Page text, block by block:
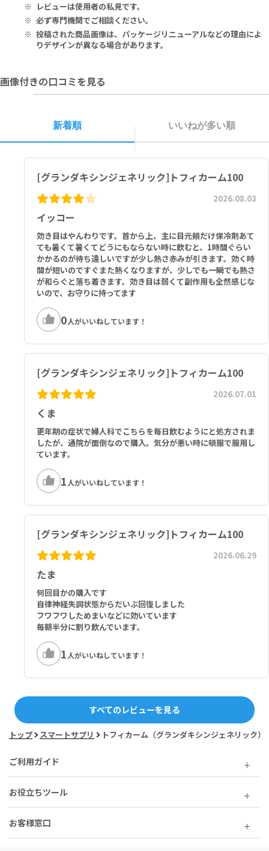
さい。
本剤には併用に注意すべき薬があります。他の薬を使用している場合
や新たに使用する場合は、必ず医師又は薬剤師にご相談ください。
持病のある方や、高齢の方は、本剤使用前に必ず医師又は薬剤師にご
師にご相談ください。
本剤や、本剤含有成分にアレルギーのある方は、使用をお控えくださ
直射日光と湿気を避けて、涼しい場所に保管してください。
■以下の方は本剤を使用しないでください。
ロミタピドメシル酸塩を投与中の方
1素錠中：トフィソパム 日本薬局方 50mg
レビューは使用者の私見です。
必ず専門機関でご相談ください。
投稿された商品画像は、パッケージリニューアルなどの理由によ
りデザインが異なる場合があります。
画像付きの口コミを見る
新着順 いいねが多い順
[グランダキシンジェネリック]トフィカーム100
イッコー
2026.08.03
効き目はやんわりです。首から上、主に目元頬だけ保冷剤あて
ても暑くて暑くてどうにもならない時に飲むと、1時間ぐらい
かかるのが待ち遠しいですが少し熱さ赤みが引きます。効く時
間が短いのですぐまた熱くなりますが、少しでも一瞬でも熱さ
が和らぐと落ち着きます。効き目は弱くて副作用も全然感じな
いので、お守りに持ってます
0人がいいねしています！
[グランダキシンジェネリック]トフィカーム100
くま
2026.07.01
更年期の症状で婦人科でこちらを毎日飲むようにと処方されま
したが、通院が面倒なので購入。気分が悪い時に頓服で服用し
ています。
1 人がいいねしています！
[グランダキシンジェネリック]トフィカーム100
たま
2026.06.29
何回目かの購入です
自律神経失調状態からだいぶ回復しました
フワフワしためまいなどに効いています
毎朝半分に割り飲んでいます。
1 人がいいねしています！
すべてのレビューを見る
トップ スマートサプリ トフィカーム（グランダキシンジェネリック）
ご利用ガイド
お役立ちツール
お客様窓口